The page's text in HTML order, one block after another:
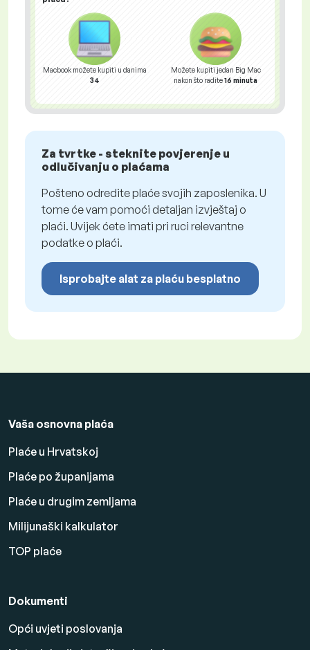
Macbook možete kupiti u danima
34
Možete kupiti jedan Big Mac
nakon što radite16 minuta
Za tvrtke - steknite povjerenje u
odlučivanju o plaćama
Pošteno odredite plaće svojih zaposlenika. U
tome će vam pomoći detaljan izvještaj o
plaći. Uvijek ćete imati pri ruci relevantne
podatke o plaći.
Isprobajte alat za plaću besplatno
Vaša osnovna plaća
Plaće u Hrvatskoj
Plaće po županijama
Plaće u drugim zemljama
Milijunaški kalkulator
TOP plaće
Dokumenti
Opći uvjeti poslovanja